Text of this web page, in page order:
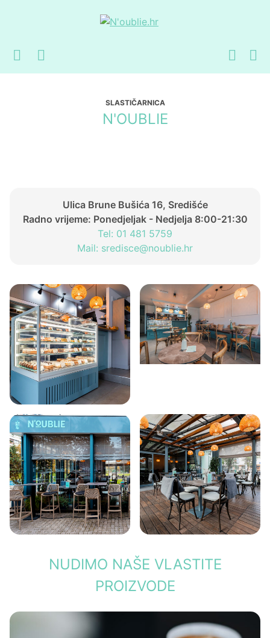
Preskoči
Skoči
SLASTIČARNICA
N'OUBLIE
Ulica Brune Bušića 16, Središće
Radno vrijeme: Ponedjeljak - Nedjelja 8:00-21:30
Tel: 01 481 5759
Mail: sredisce@noublie.hr
NUDIMO NAŠE VLASTITE
PROIZVODE